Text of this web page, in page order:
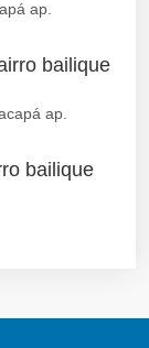
ap.
bailique
ap.
bailique